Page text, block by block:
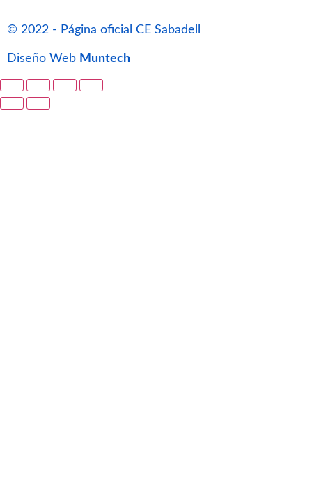
© 2022 - Página oficial CE Sabadell
Diseño Web Muntech